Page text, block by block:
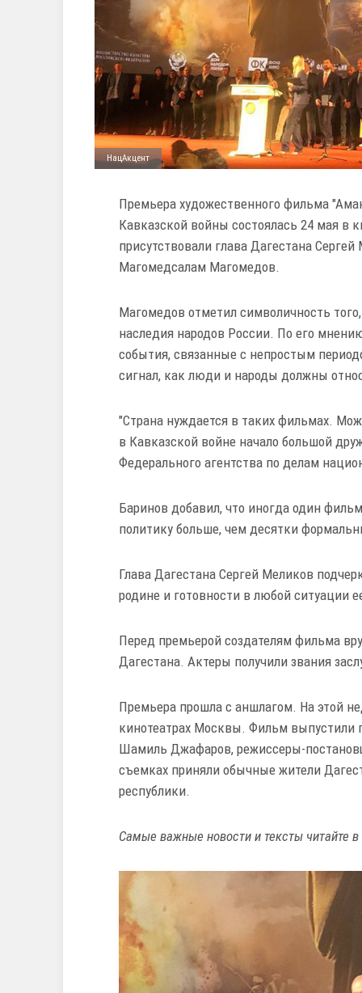
НацАкцент
Премьера художественного фильма
Кавказской войны состоялась 24 мая в
присутствовали глава Дагестана
Магомедсалам Магомедов.
Магомедов отметил символичность
наследия народов России. По его
события, связанные с непростым
сигнал, как люди и народы должны
"Страна нуждается в таких фильмах.
в Кавказской войне начало большой
Федерального агентства по делам
Баринов добавил, что иногда один
политику больше, чем десятки
Глава Дагестана Сергей Меликов
родине и готовности в любой ситуации
Перед премьерой создателям фильма
Дагестана. Актеры получили звания
Премьера прошла с аншлагом. На этой
кинотеатрах Москвы. Фильм
Шамиль Джафаров, режиссеры-
съемках приняли обычные жители
республики.
Самые важные новости и тексты читайте